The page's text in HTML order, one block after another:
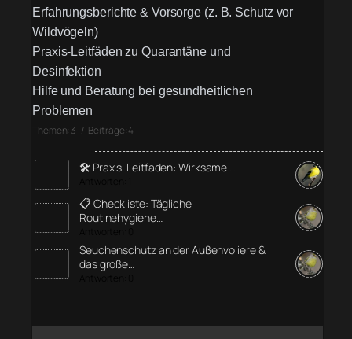
Erfahrungsberichte & Vorsorge (z. B. Schutz vor
Wildvögeln)
Praxis-Leitfäden zu Quarantäne und
Desinfektion
Hilfe und Beratung bei gesundheitlichen
Problemen
Themen: 3 / Beiträge: 4
🛠️ Praxis-Leitfaden: Wirksame …
📋 Checkliste: Tägliche
Routinehygiene…
Seuchenschutz an der Außenvoliere &
das große…